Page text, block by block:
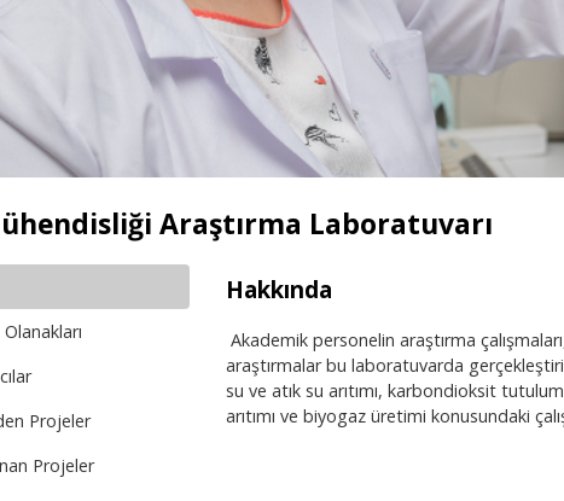
Araştırma Laboratuvarı
Projeler
Projeler
Hakkında
Akademik personelin araştırma
araştırmalar bu laboratuvarda
su ve atık su arıtımı, karbondioksit
arıtımı ve biyogaz üretimi konusundaki